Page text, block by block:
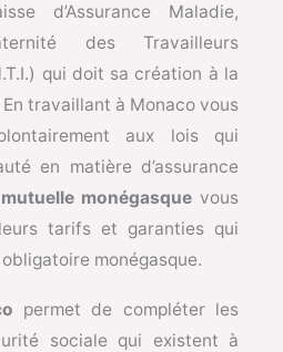
d’Assurance Maladie,
des Travailleurs
qui doit sa création à la
travaillant à Monaco vous
aux lois qui
en matière d’assurance
mutuelle monégasque vous
tarifs et garanties qui
monégasque.
permet de compléter les
sociale qui existent à